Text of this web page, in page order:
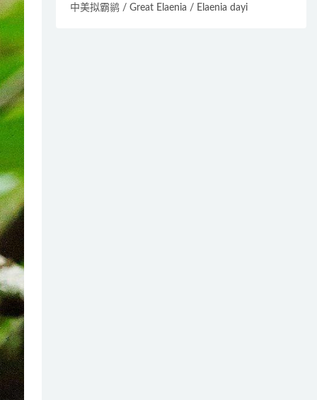
中美拟霸鹟 / Great Elaenia / Elaenia dayi